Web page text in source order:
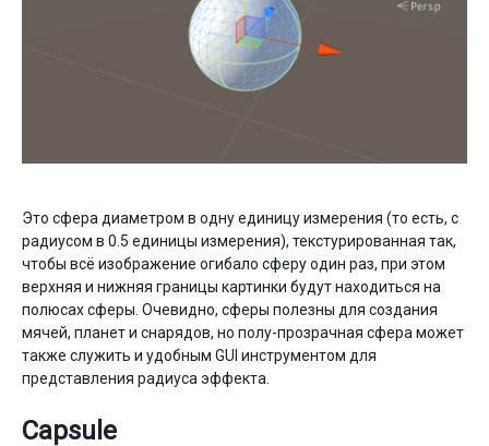
Это сфера диаметром в одну единицу измерения (то есть, с
радиусом в 0.5 единицы измерения), текстурированная так,
чтобы всё изображение огибало сферу один раз, при этом
верхняя и нижняя границы картинки будут находиться на
полюсах сферы. Очевидно, сферы полезны для создания
мячей, планет и снарядов, но полу-прозрачная сфера может
также служить и удобным GUI инструментом для
представления радиуса эффекта.
Capsule